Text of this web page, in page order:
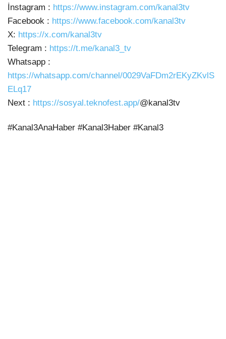
İnstagram : https://www.instagram.com/kanal3tv
Facebook : https://www.facebook.com/kanal3tv
X: https://x.com/kanal3tv
Telegram : https://t.me/kanal3_tv
Whatsapp :
https://whatsapp.com/channel/0029VaFDm2rEKyZKvlS
ELq17
Next : https://sosyal.teknofest.app/@kanal3tv
#Kanal3AnaHaber #Kanal3Haber #Kanal3